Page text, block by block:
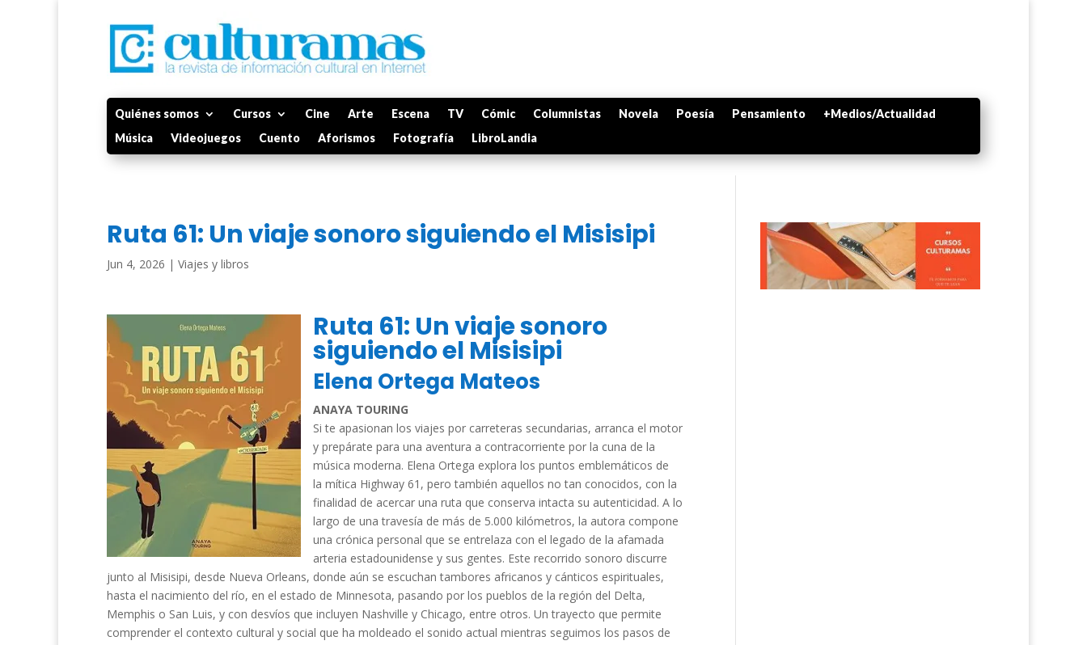
Quiénes somos Cursos Cine Arte Escena TV Cómic Columnistas Novela Poesía Pensamiento
+Medios/Actualidad
Música
Videojuegos Cuento Aforismos Fotografía LibroLandia
Ruta 61: Un viaje sonoro siguiendo el Misisipi
Jun 4, 2026 | Viajes y libros
Ruta 61: Un viaje sonoro
siguiendo el Misisipi
Elena Ortega Mateos
ANAYA TOURING
Si te apasionan los viajes por carreteras secundarias, arranca el motor
y prepárate para una aventura a contracorriente por la cuna de la
música moderna. Elena Ortega explora los puntos emblemáticos de
la mítica Highway 61 , pero también aquellos no tan conocidos, con la
finalidad de acercar una ruta que conserva intacta su autenticidad. A lo
largo de una travesía de más de 5.000 kilómetros, la autora compone
una crónica personal que se entrelaza con el legado de la afamada
arteria estadounidense y sus gentes. Este recorrido sonoro discurre
junto al Misisipi, desde Nueva Orleans, donde aún se escuchan tambores africanos y cánticos espirituales,
hasta el nacimiento del río, en el estado de Minnesota, pasando por los pueblos de la región del Delta,
Memphis o San Luis, y con desvíos que incluyen Nashville y Chicago, entre otros. Un trayecto que permite
comprender el contexto cultural y social que ha moldeado el sonido actual mientras seguimos los pasos de